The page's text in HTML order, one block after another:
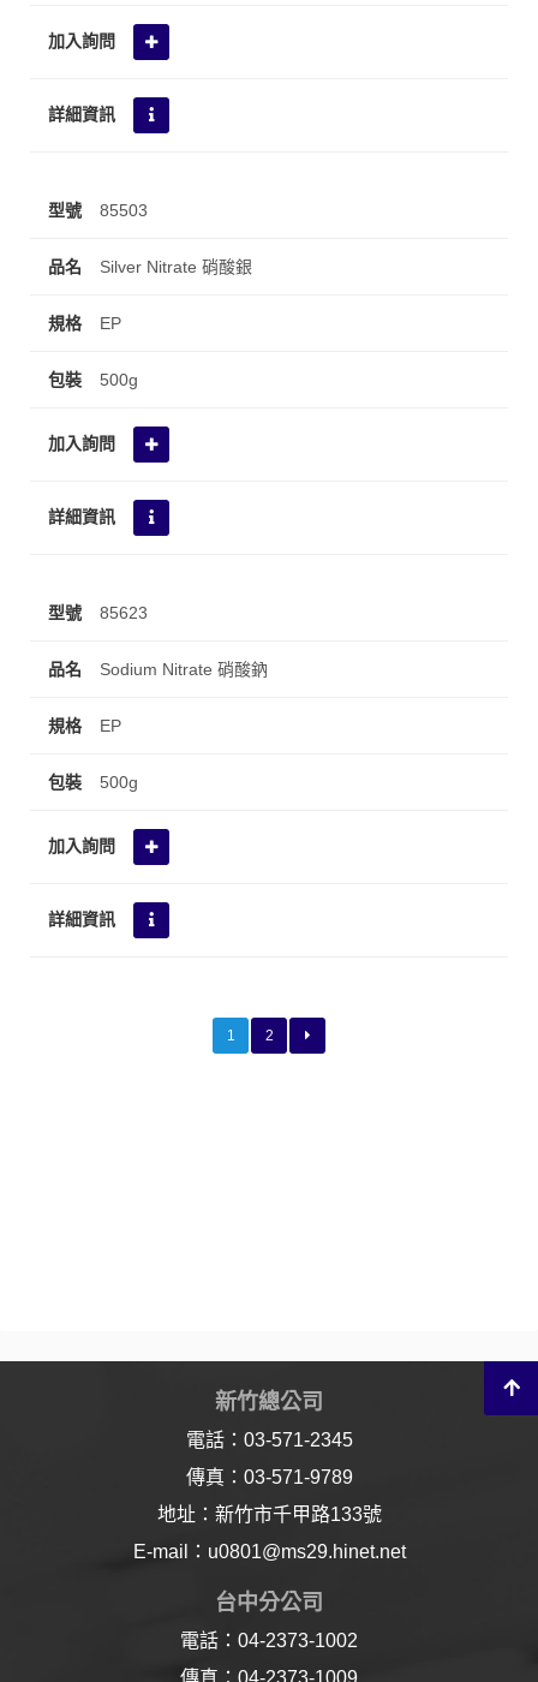
85503
Silver Nitrate 硝酸銀
EP
500g
85623
Sodium Nitrate 硝酸鈉
EP
500g
1 2
新竹總公司
電話：03-571-2345
傳真：03-571-9789
地址：新竹市千甲路133號
E-mail：u0801@ms29.hinet.net
台中分公司
電話：04-2373-1002
傳真：04-2373-1009